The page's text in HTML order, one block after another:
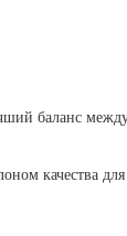
баланс
качества